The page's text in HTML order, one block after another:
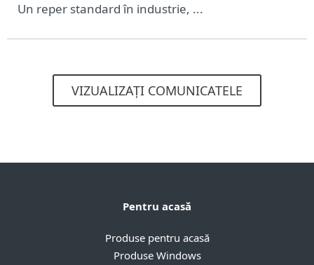
Un reper standard în industrie, ...
VIZUALIZAȚI COMUNICATELE
Pentru acasă
Produse pentru acasă
Produse Windows